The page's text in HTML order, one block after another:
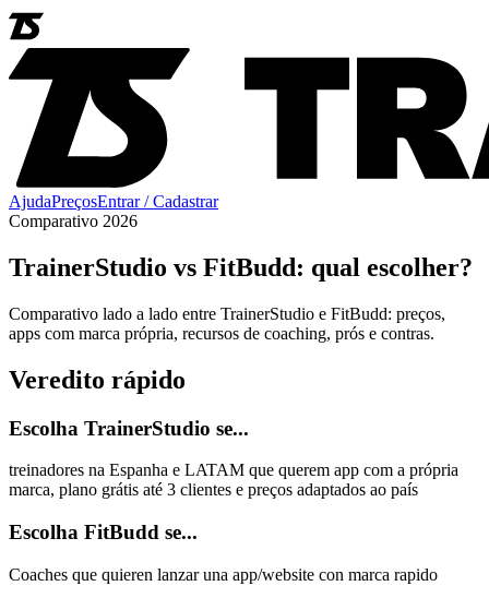
AjudaPreçosEntrar / Cadastrar
Comparativo 2026
TrainerStudio vs FitBudd: qual escolher?
Comparativo lado a lado entre TrainerStudio e FitBudd: preços,
apps com marca própria, recursos de coaching, prós e contras.
Veredito rápido
Escolha TrainerStudio se...
treinadores na Espanha e LATAM que querem app com a própria
marca, plano grátis até 3 clientes e preços adaptados ao país
Escolha FitBudd se...
Coaches que quieren lanzar una app/website con marca rapido